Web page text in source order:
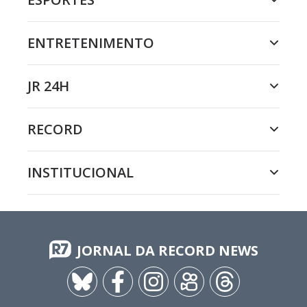
ENTRETENIMENTO
JR 24H
RECORD
INSTITUCIONAL
JORNAL DA RECORD NEWS